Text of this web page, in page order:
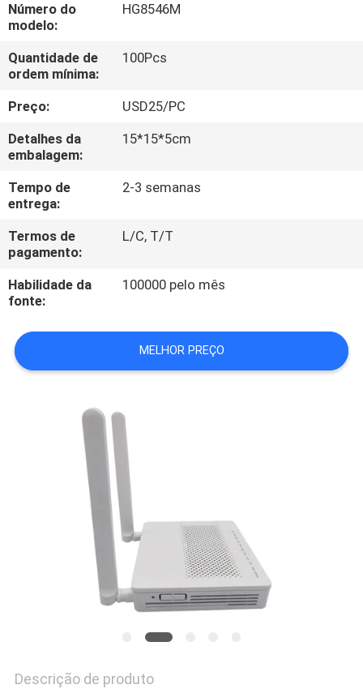
CONTROLE
DA
QUALIDADE
CONTACTE-
NOS
PEÇA
UMAS
CITAÇÕES
DO
SITE
PRIVACY
Número do
modelo:
HG8546M
Quantidade de
ordem mínima:
100Pcs
Preço:
USD25/PC
Detalhes da
embalagem:
15*15*5cm
Tempo de
entrega:
2-3 semanas
Termos de
pagamento:
L/C, T/T
Habilidade da
fonte:
100000 pelo mês
MELHOR PREÇO
Descrição de produto